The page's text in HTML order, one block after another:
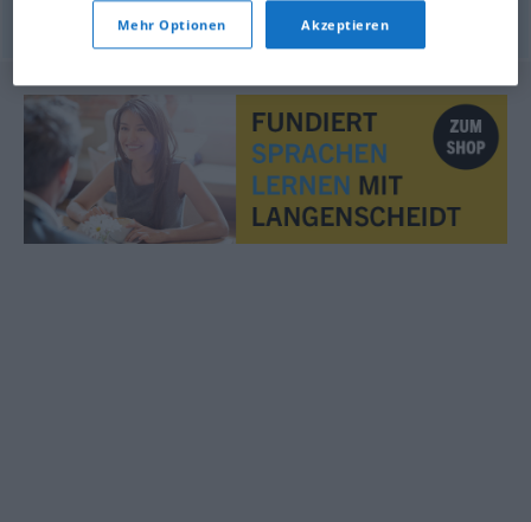
© OpenThesaurus.de
Mehr Optionen Akzeptieren